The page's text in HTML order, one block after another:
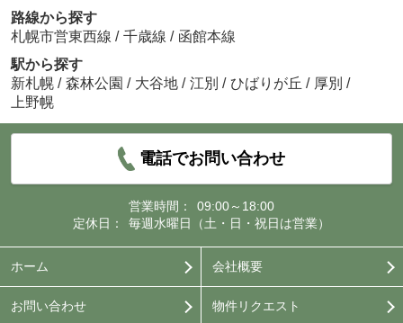
路線から探す
札幌市営東西線 / 千歳線 / 函館本線
駅から探す
新札幌 / 森林公園 / 大谷地 / 江別 / ひばりが丘 / 厚別 /
上野幌
電話でお問い合わせ
営業時間：
09:00～18:00
定休日：
毎週水曜日（土・日・祝日は営業）
ホーム 会社概要
お問い合わせ 物件リクエスト